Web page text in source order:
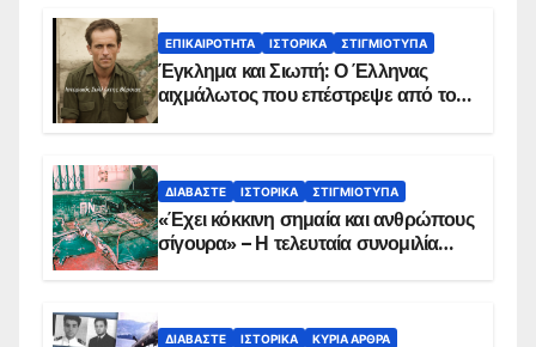
ΕΠΙΚΑΙΡΌΤΗΤΑ ΙΣΤΟΡΙΚΆ ΣΤΙΓΜΙΌΤΥΠΑ
Έγκλημα και Σιωπή: Ο Έλληνας
αιχμάλωτος που επέστρεψε από το
ΔΙΑΒΆΣΤΕ ΙΣΤΟΡΙΚΆ ΣΤΙΓΜΙΌΤΥΠΑ
«Έχει κόκκινη σημαία και ανθρώπους
σίγουρα» – Η τελευταία συνομιλία
ΔΙΑΒΆΣΤΕ ΙΣΤΟΡΙΚΆ ΚΥΡΙΑ ΑΡΘΡΑ